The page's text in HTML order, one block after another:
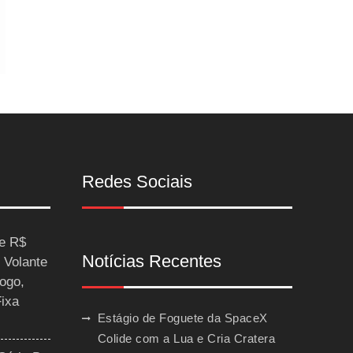
R$
Redes Sociais
Notícias Recentes
Estágio de Foguete da SpaceX
Colide com a Lua e Cria Cratera